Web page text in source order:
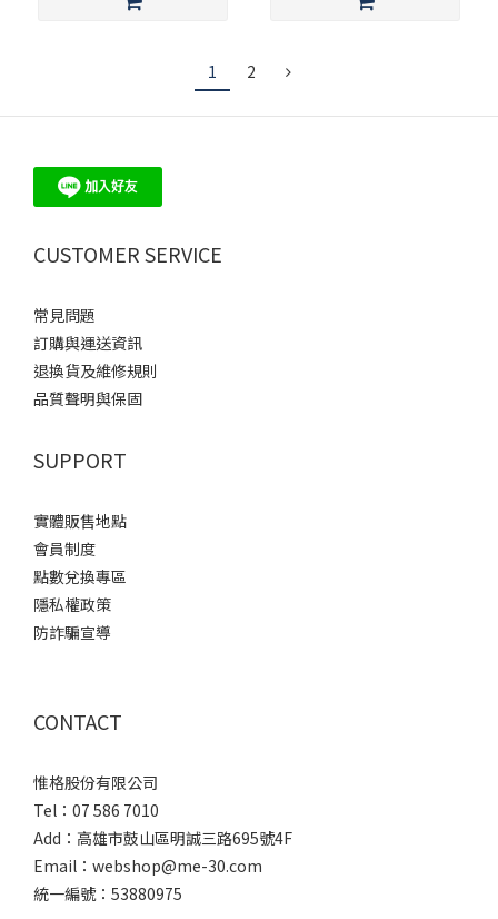
1 2
CUSTOMER SERVICE
常見問題
訂購與運送資訊
退換貨及維修規則
品質聲明與保固
SUPPORT
實體販售地點
會員制度
點數兌換專區
隱私權政策
防詐騙宣導
CONTACT
惟格股份有限公司
Tel：07 586 7010
Add： 高雄市鼓山區明誠三路695號4F
Email：webshop@me-30.com
統一編號：53880975